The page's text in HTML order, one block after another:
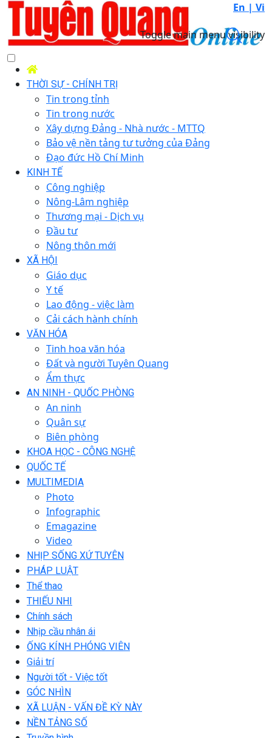
En | Vi
Toggle main menu visibility
THỜI SỰ - CHÍNH TRỊ
Tin trong tỉnh
Tin trong nước
Xây dựng Đảng - Nhà nước - MTTQ
Bảo vệ nền tảng tư tưởng của Đảng
Đạo đức Hồ Chí Minh
KINH TẾ
Công nghiệp
Nông-Lâm nghiệp
Thương mại - Dịch vụ
Đầu tư
Nông thôn mới
XÃ HỘI
Giáo dục
Y tế
Lao động - việc làm
Cải cách hành chính
VĂN HÓA
Tinh hoa văn hóa
Đất và người Tuyên Quang
Ẩm thực
AN NINH - QUỐC PHÒNG
An ninh
Quân sự
Biên phòng
KHOA HỌC - CÔNG NGHỆ
QUỐC TẾ
MULTIMEDIA
Photo
Infographic
Emagazine
Video
NHỊP SỐNG XỨ TUYÊN
PHÁP LUẬT
Thể thao
THIẾU NHI
Chính sách
Nhịp cầu nhân ái
ỐNG KÍNH PHÓNG VIÊN
Giải trí
Người tốt - Việc tốt
GÓC NHÌN
XÃ LUẬN - VẤN ĐỀ KỲ NÀY
NỀN TẢNG SỐ